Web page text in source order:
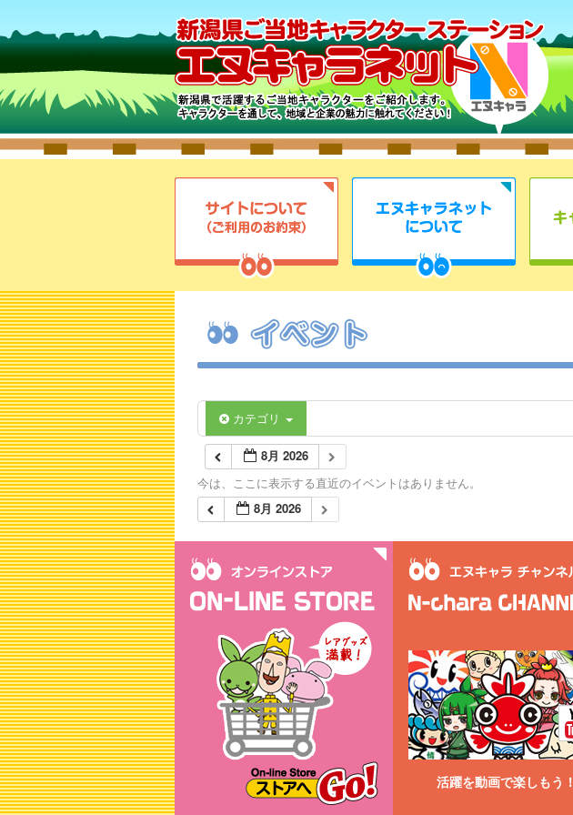
カテゴリ
8月 2026
今は、ここに表示する直近のイベントはありません。
8月 2026
活躍を動画で楽しもう！